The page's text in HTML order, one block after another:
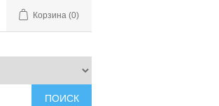
Корзина (0)
ПОИСК